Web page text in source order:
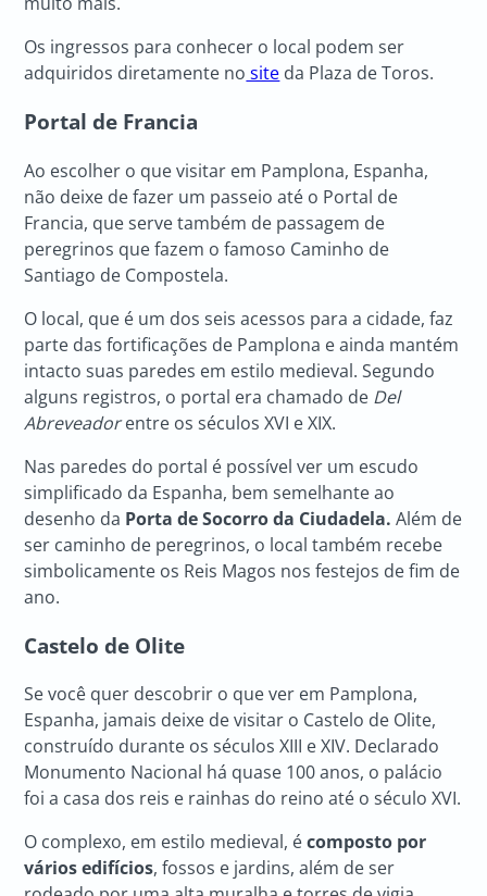
Os ingressos para conhecer o local podem ser
adquiridos diretamente no site da Plaza de Toros.
Portal de Francia
Ao escolher o que visitar em Pamplona, Espanha,
não deixe de fazer um passeio até o Portal de
Francia, que serve também de passagem de
peregrinos que fazem o famoso Caminho de
Santiago de Compostela.
O local, que é um dos seis acessos para a cidade, faz
parte das fortificações de Pamplona e ainda mantém
intacto suas paredes em estilo medieval. Segundo
alguns registros, o portal era chamado de Del
Abreveadorentre os séculos XVI e XIX.
Nas paredes do portal é possível ver um escudo
simplificado da Espanha, bem semelhante ao
desenho da Porta de Socorro da Ciudadela. Além de
ser caminho de peregrinos, o local também recebe
simbolicamente os Reis Magos nos festejos de fim de
ano.
Castelo de Olite
Se você quer descobrir o que ver em Pamplona,
Espanha, jamais deixe de visitar o Castelo de Olite,
construído durante os séculos XIII e XIV. Declarado
Monumento Nacional há quase 100 anos, o palácio
foi a casa dos reis e rainhas do reino até o século XVI.
O complexo, em estilo medieval, écomposto por
vários edifícios, fossos e jardins, além de ser